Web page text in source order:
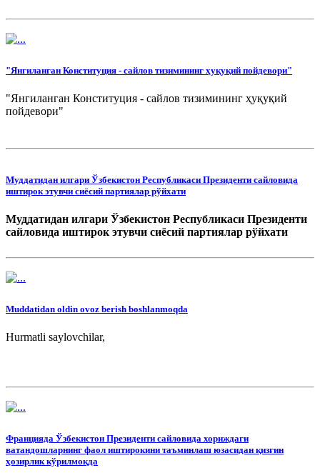
"Янгиланган Конституция - сайлов тизимининг ҳуқуқий пойдевори"
"Янгиланган Конституция - сайлов тизимининг ҳуқуқий
пойдевори"
Муддатидан илгари Ўзбекистон Республикаси Президенти сайловида
иштирок этувчи сиёсий партиялар рўйхати
Муддатидан илгари Ўзбекистон Республикаси Президенти
сайловида иштирок этувчи сиёсий партиялар рўйхати
Muddatidan oldin ovoz berish boshlanmoqda
Hurmatli saylovchilar,
Францияда Ўзбекистон Президенти сайловида хориждаги
ватандошларнинг фаол иштирокини таъминлаш юзасидан қизғин
ҳозирлик кўрилмоқда